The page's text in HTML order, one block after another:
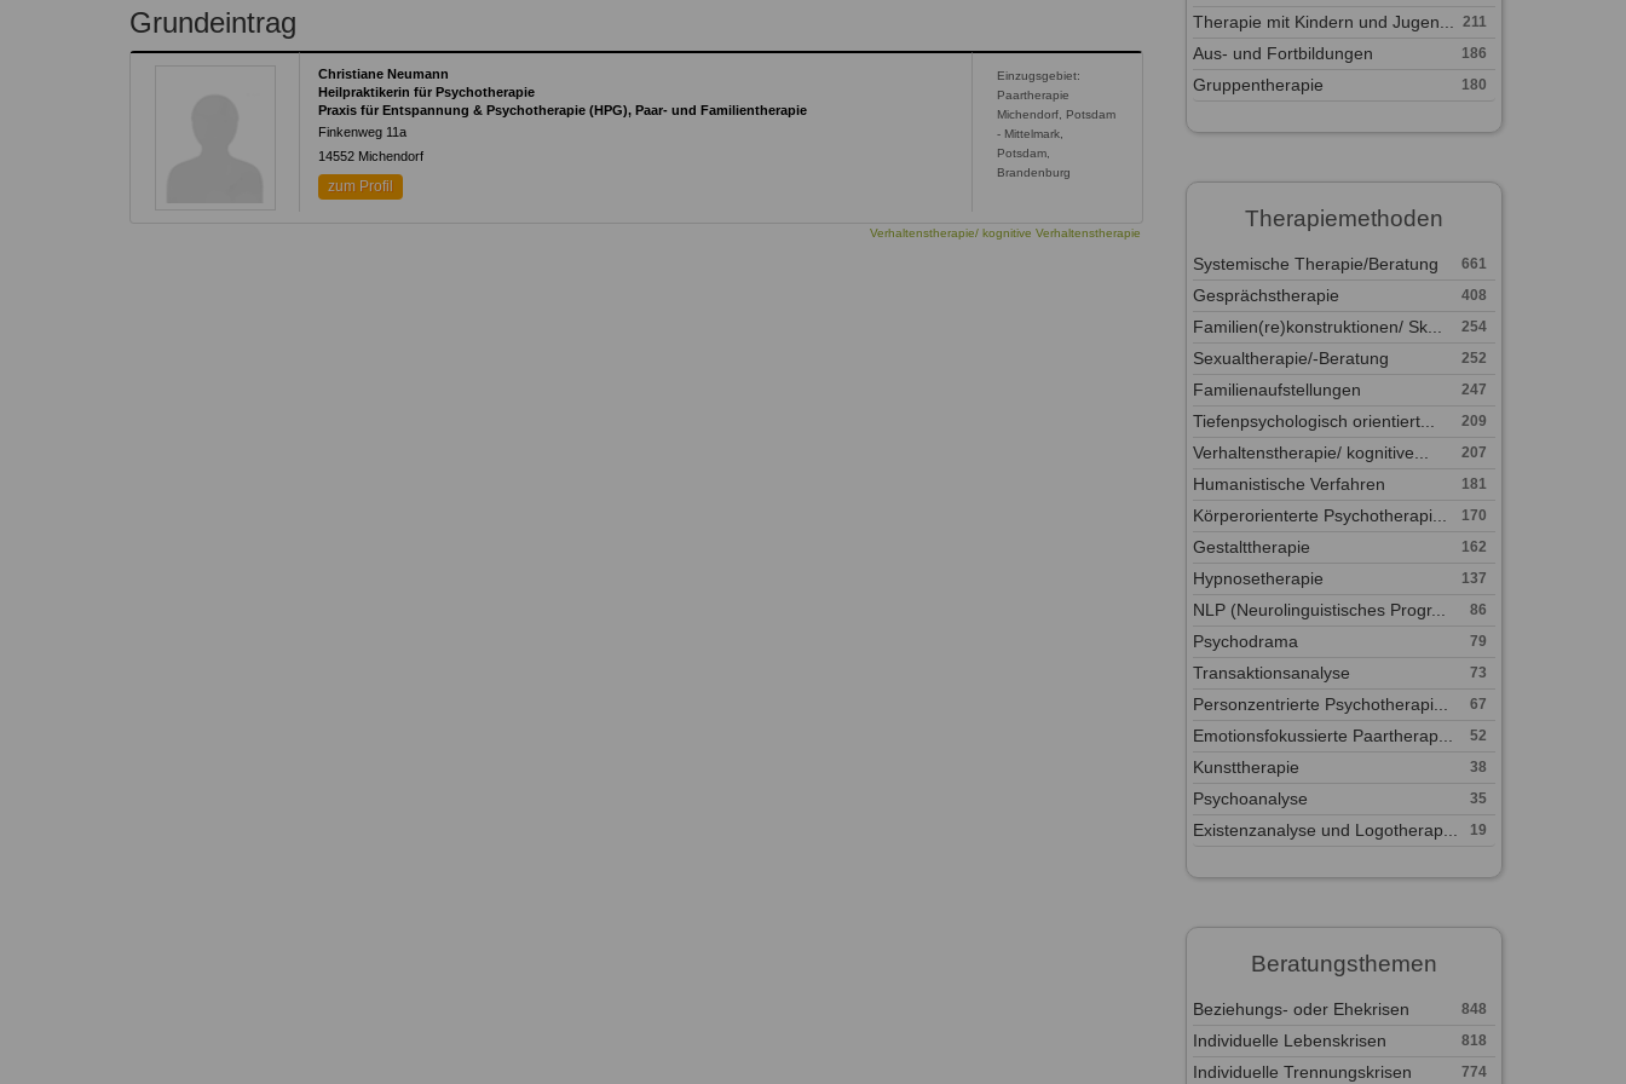
Therapeutenliste
Zum Kontaktformular
Grundeintrag
Christiane Neumann
Heilpraktikerin für Psychotherapie
Praxis für Entspannung & Psychotherapie (HPG), Paar- und Familientherapie
Finkenweg 11a
14552 Michendorf
zum Profil
Einzugsgebiet:
Paartherapie
Michendorf, Potsdam
- Mittelmark,
Potsdam,
Brandenburg
Verhaltenstherapie/ kognitive Verhaltenstherapie
Therapie mit Kindern und Jugen... 211
Aus- und Fortbildungen 186
Gruppentherapie 180
Therapiemethoden
Systemische Therapie/Beratung 661
Gesprächstherapie 408
Familien(re)konstruktionen/ Sk... 254
Sexualtherapie/-Beratung 252
Familienaufstellungen 247
Tiefenpsychologisch orientiert... 209
Verhaltenstherapie/ kognitive... 207
Humanistische Verfahren 181
Körperorienterte Psychotherapi... 170
Gestalttherapie 162
Hypnosetherapie 137
NLP (Neurolinguistisches Progr... 86
Psychodrama 79
Transaktionsanalyse 73
Personzentrierte Psychotherapi... 67
Emotionsfokussierte Paartherap... 52
Kunsttherapie 38
Psychoanalyse 35
Existenzanalyse und Logotherap... 19
Beratungsthemen
Beziehungs- oder Ehekrisen 848
Individuelle Lebenskrisen 818
Individuelle Trennungskrisen 774